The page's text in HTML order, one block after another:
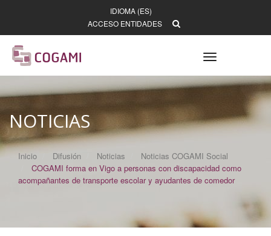
IDIOMA (ES)
ACCESO ENTIDADES
Toggle
navigation
NOTICIAS
Inicio Difusión Noticias
Noticias COGAMI Social
COGAMI forma en Vigo a personas con discapacidad como
acompañantes de transporte escolar y ayudantes de comedor